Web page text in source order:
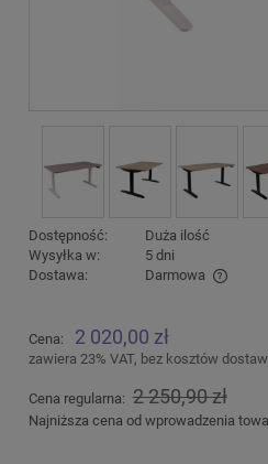
Dostępność:
Duża ilość
Wysyłka w:
5 dni
Dostawa:
Darmowa
Cena nie zawiera ewentualnych
Cena: 2 020,00 zł
zawiera 23% VAT, bez kosztów
Cena regularna: 2 250,90 zł
Najniższa cena od wprowadzenia